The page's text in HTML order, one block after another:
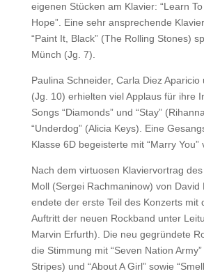
eigenen Stücken am Klavier: “Learn To
Hope”. Eine sehr ansprechende
“Paint It, Black” (The Rolling Stones)
Münch (Jg. 7).
Paulina Schneider, Carla Diez
(Jg. 10) erhielten viel Applaus für ihre
Songs “Diamonds” und “Stay”
“Underdog” (Alicia Keys). Eine
Klasse 6D begeisterte mit “Marry You”
Nach dem virtuosen Klaviervortrag
Moll (Sergei Rachmaninow) von David
endete der erste Teil des Konzerts mit
Auftritt der neuen Rockband unter
Marvin Erfurth). Die neu gegründete
die Stimmung mit “Seven Nation
Stripes) und “About A Girl” sowie